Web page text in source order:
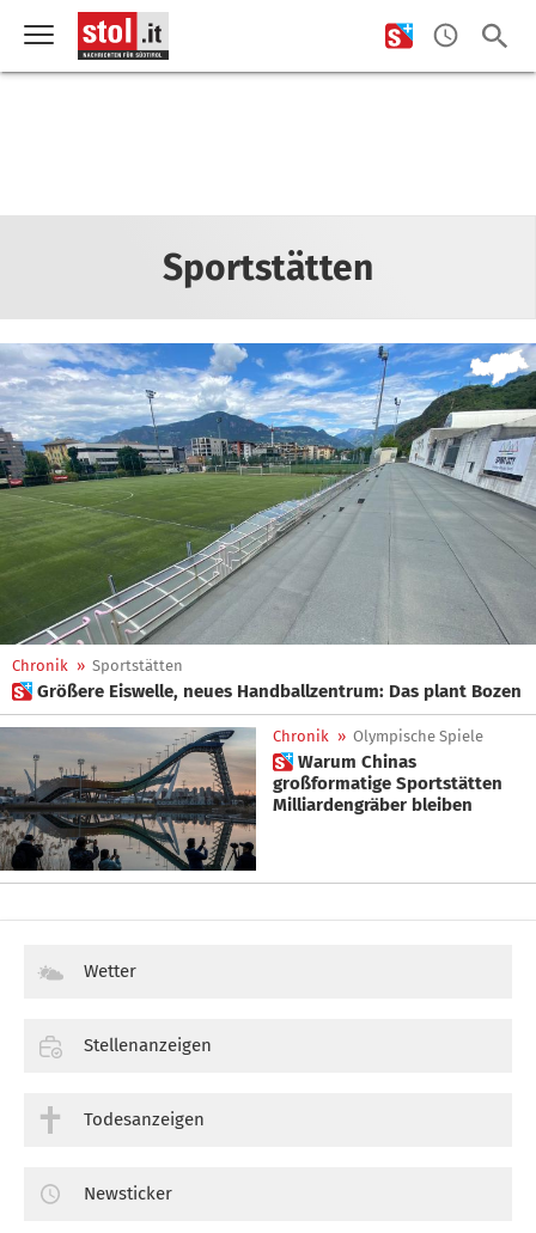
Sportstätten
Chronik » Sportstätten
 Größere Eiswelle, neues Handballzentrum: Das plant Bozen
Chronik » Olympische Spiele
 Warum Chinas
großformatige Sportstätten
Milliardengräber bleiben
Wetter
Stellenanzeigen
Todesanzeigen
Newsticker